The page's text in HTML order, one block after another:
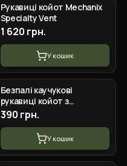
Рукавиці койот Mechanix
Specialty Vent
1 620 грн.
У кошик
Безпалі каучукові
рукавиці койот з
кісточками Outdoor
Tactics
390 грн.
У кошик